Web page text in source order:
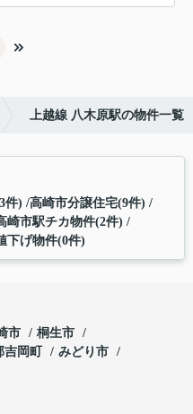
上越線 八木原駅の物件一覧
件) 高崎市分譲住宅(9件)
崎市駅チカ物件(2件)
下げ物件(0件)
市
桐生市
岡町
みどり市